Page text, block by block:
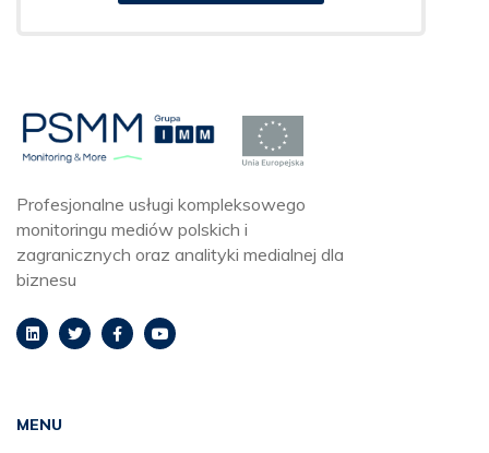
Profesjonalne usługi kompleksowego
monitoringu mediów polskich i
zagranicznych oraz analityki medialnej dla
biznesu
MENU